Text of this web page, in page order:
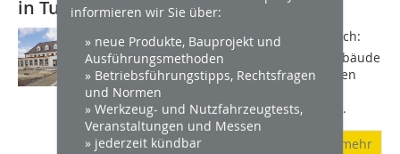
informieren wir Sie über:
» neue Produkte, Bauprojekt und
Ausführungsmethoden
» Betriebsführungstipps, Rechtsfragen
und Normen
» Werkzeug- und Nutzfahrzeugtests,
Veranstaltungen und Messen
» jederzeit kündbar
in Tuttlingen zur Kita
Die Kinder der Kita Alte Post freuen sich:
Nach dem Umbau wurde aus dem Gebäude
der ehemaligen Hauptpost in Tuttlingen
eine moderne Kindertagesstätte.
Umfassende Arbeiten waren für den...
mehr